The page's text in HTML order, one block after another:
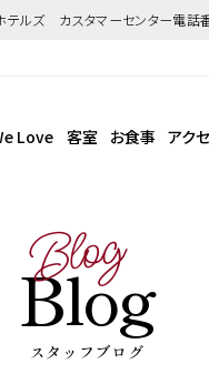
ホテルズ カスタマーセンター電
Love 客室 お食事 アク
Blog
Blog
スタッフブログ